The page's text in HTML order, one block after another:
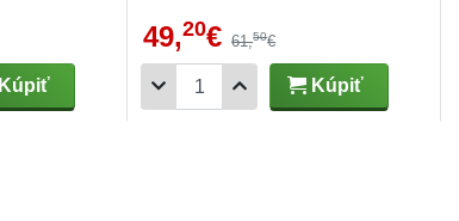
Kúpiť
49,20€ 61,50€
Kúpiť